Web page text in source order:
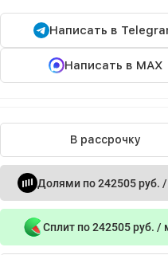
Написать в
Написать в MAX
В рассрочку
Долями по 242505 руб.
Сплит по 242505 руб. /